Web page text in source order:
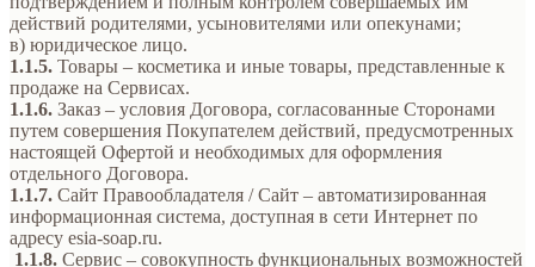
действий родителями, усыновителями или опекунами;
в) юридическое лицо.
1.1.5. Товары – косметика и иные товары, представленные к
продаже на Сервисах.
1.1.6. Заказ – условия Договора, согласованные Сторонами
путем совершения Покупателем действий, предусмотренных
настоящей Офертой и необходимых для оформления
отдельного Договора.
1.1.7. Сайт Правообладателя / Сайт – автоматизированная
информационная система, доступная в сети Интернет по
адресу esia-soap.ru.
1.1.8. Сервис – совокупность функциональных возможностей